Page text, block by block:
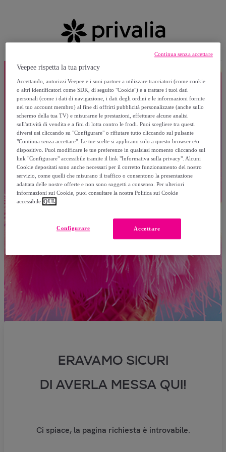
ERAVAMO SICURI
DI AVERLA MESSA QUI!
Ci spiace, la pagina richiesta è introvabile.
Veepee rispetta la tua privacy
Accettando, autorizzi Veepee e i suoi partner a utilizzare tracciatori (come cookie
o altri identificatori come SDK, di seguito "Cookie") e a trattare i tuoi dati
personali (come i dati di navigazione, i dati degli ordini e le informazioni fornite
nel tuo account membro) al fine di offrirti pubblicità personalizzate (anche sullo
schermo della tua TV) e misurarne le prestazioni, effettuare alcune analisi
sull'attività di vendita e a fini di lotta contro le frodi. Puoi scegliere tra questi
diversi usi cliccando su "Configurare" o rifiutare tutto cliccando sul pulsante
"Continua senza accettare". Le tue scelte si applicano solo a questo browser e/o
dispositivo. Puoi modificare le tue preferenze in qualsiasi momento cliccando sul
link "Configurare" accessibile tramite il link "Informativa sulla privacy". Alcuni
Cookie depositati sono anche necessari per il corretto funzionamento del nostro
servizio, come quelli che misurano il traffico o consentono la presentazione
adattata delle nostre offerte e non sono soggetti a consenso. Per ulteriori
informazioni sui Cookie, puoi consultare la nostra Politica sui Cookie
accessibile QUI.
Accettare
Configurare
Continua senza accettare